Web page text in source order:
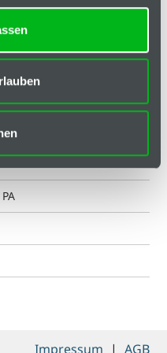
Impressum | AGB